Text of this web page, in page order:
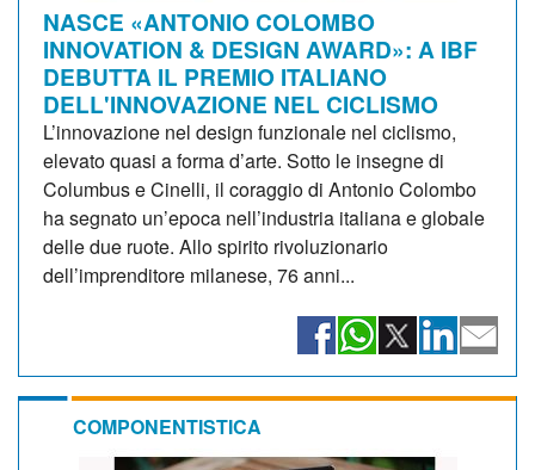
NASCE «ANTONIO COLOMBO
INNOVATION & DESIGN AWARD»: A IBF
DEBUTTA IL PREMIO ITALIANO
DELL'INNOVAZIONE NEL CICLISMO
L’innovazione nel design funzionale nel ciclismo,
elevato quasi a forma d’arte. Sotto le insegne di
Columbus e Cinelli, il coraggio di Antonio Colombo
ha segnato un’epoca nell’industria italiana e globale
delle due ruote. Allo spirito rivoluzionario
dell’imprenditore milanese, 76 anni...
COMPONENTISTICA